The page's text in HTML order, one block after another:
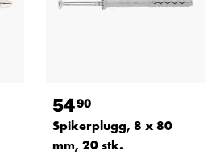
5490
Spikerplugg, 8 x 80
mm, 20 stk.